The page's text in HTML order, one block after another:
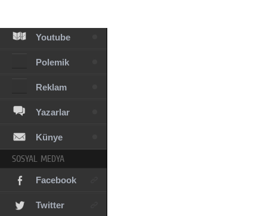
Youtube
Polemik
Reklam
Yazarlar
Künye
SOSYAL MEDYA
Facebook
Twitter